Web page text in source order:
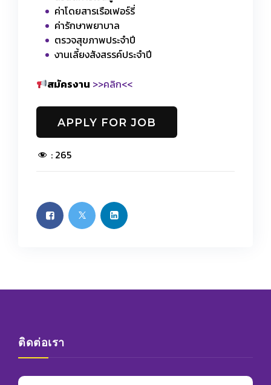
ค่าโดยสารเรือเฟอร์รี่
ค่ารักษาพยาบาล
ตรวจสุขภาพประจำปี
งานเลี้ยงสังสรรค์ประจำปี
สมัครงาน >>คลิก<<
: 265
ติดต่อเรา